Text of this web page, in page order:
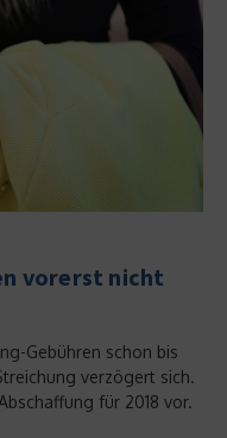
vorerst nicht
Gebühren schon bis
verzögert sich.
für 2018 vor.